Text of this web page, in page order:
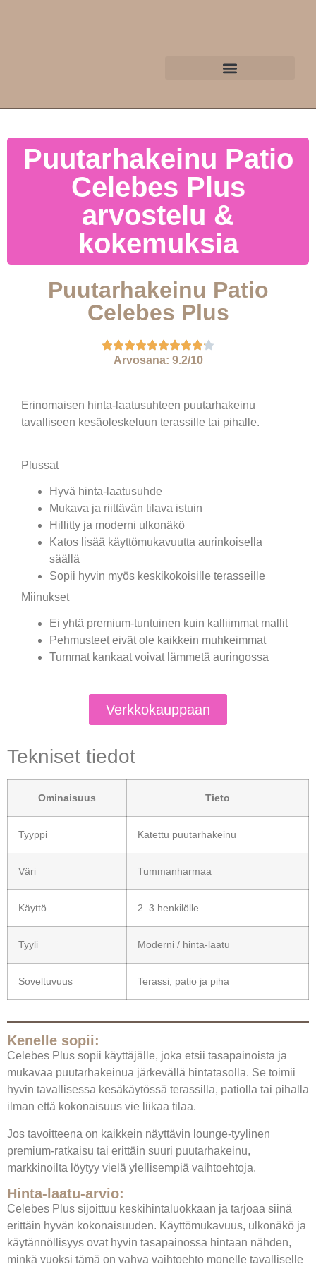
Puutarhakeinu Patio
Celebes Plus
arvostelu &
kokemuksia
Puutarhakeinu Patio
Celebes Plus
Arvosana: 9.2/10
Erinomaisen hinta-laatusuhteen puutarhakeinu
tavalliseen kesäoleskeluun terassille tai pihalle.
Plussat
Hyvä hinta-laatusuhde
Mukava ja riittävän tilava istuin
Hillitty ja moderni ulkonäkö
Katos lisää käyttömukavuutta aurinkoisella
säällä
Sopii hyvin myös keskikokoisille terasseille
Miinukset
Ei yhtä premium-tuntuinen kuin kalliimmat mallit
Pehmusteet eivät ole kaikkein muhkeimmat
Tummat kankaat voivat lämmetä auringossa
Verkkokauppaan
Tekniset tiedot
Ominaisuus Tieto
Tyyppi Katettu puutarhakeinu
Väri Tummanharmaa
Käyttö 2–3 henkilölle
Tyyli Moderni / hinta-laatu
Soveltuvuus Terassi, patio ja piha
Kenelle sopii:
Celebes Plus sopii käyttäjälle, joka etsii tasapainoista ja
mukavaa puutarhakeinua järkevällä hintatasolla. Se toimii
hyvin tavallisessa kesäkäytössä terassilla, patiolla tai pihalla
ilman että kokonaisuus vie liikaa tilaa.
Jos tavoitteena on kaikkein näyttävin lounge-tyylinen
premium-ratkaisu tai erittäin suuri puutarhakeinu,
markkinoilta löytyy vielä ylellisempiä vaihtoehtoja.
Hinta-laatu-arvio:
Celebes Plus sijoittuu keskihintaluokkaan ja tarjoaa siinä
erittäin hyvän kokonaisuuden. Käyttömukavuus, ulkonäkö ja
käytännöllisyys ovat hyvin tasapainossa hintaan nähden,
minkä vuoksi tämä on vahva vaihtoehto monelle tavalliselle